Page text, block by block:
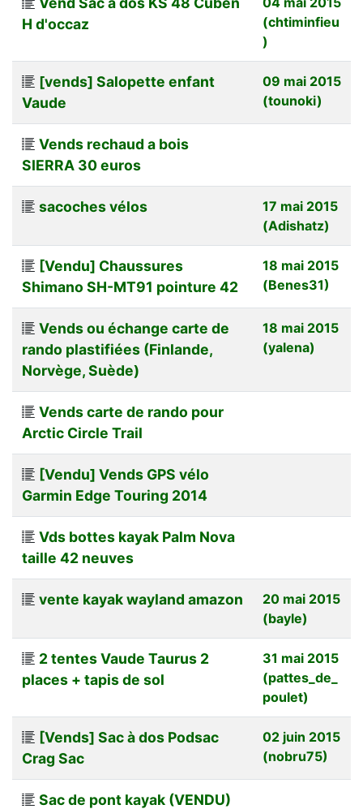
H d'occaz
(chtiminfieu
)
[vends] Salopette enfant
Vaude
09 mai 2015
(tounoki)
Vends rechaud a bois
SIERRA 30 euros
sacoches vélos
17 mai 2015
(Adishatz)
[Vendu] Chaussures
Shimano SH-MT91 pointure 42
18 mai 2015
(Benes31)
Vends ou échange carte de
rando plastifiées (Finlande,
Norvège, Suède)
18 mai 2015
(yalena)
Vends carte de rando pour
Arctic Circle Trail
[Vendu] Vends GPS vélo
Garmin Edge Touring 2014
Vds bottes kayak Palm Nova
taille 42 neuves
vente kayak wayland amazon
20 mai 2015
(bayle)
2 tentes Vaude Taurus 2
places + tapis de sol
31 mai 2015
(pattes_de_
poulet)
[Vends] Sac à dos Podsac
Crag Sac
02 juin 2015
(nobru75)
Sac de pont kayak (VENDU)